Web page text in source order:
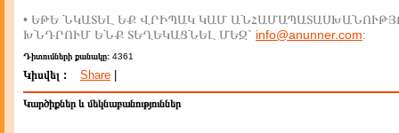
• ԵԹԵ ՆԿԱՏԵԼ ԵՔ ՎՐԻՊԱԿ ԿԱՄ
ԽՆԴՐՈՒՄ ԵՆՔ ՏԵՂԵԿԱՑՆԵԼ ՄԵԶ` info@anunner.com:
Դիտումների քանակը: 4361
Կիսվել : Share
Կարծիքներ և մեկնաբանություններ